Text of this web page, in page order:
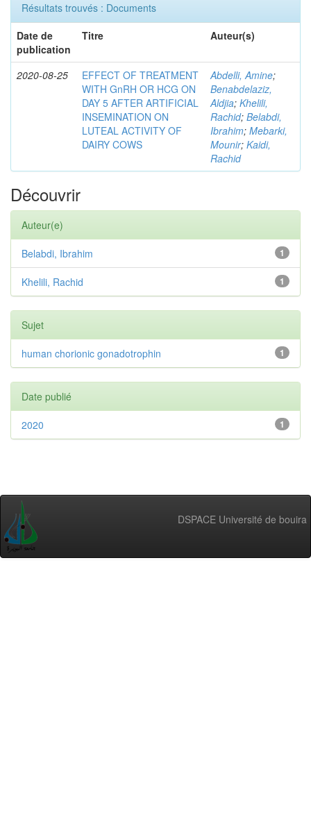
Résultats trouvés : Documents
Date de
publication
Titre Auteur(s)
2020-08-25
EFFECT OF TREATMENT
WITH GnRH OR HCG ON
DAY 5 AFTER ARTIFICIAL
INSEMINATION ON
LUTEAL ACTIVITY OF
DAIRY COWS
Abdelli, Amine;
Benabdelaziz,
Aldjia; Khelili,
Rachid; Belabdi,
Ibrahim; Mebarki,
Mounir; Kaidi,
Rachid
Découvrir
Auteur(e)
1
Belabdi, Ibrahim
1
Khelili, Rachid
Sujet
1
human chorionic gonadotrophin
Date publié
1
2020
DSPACE Université de bouira